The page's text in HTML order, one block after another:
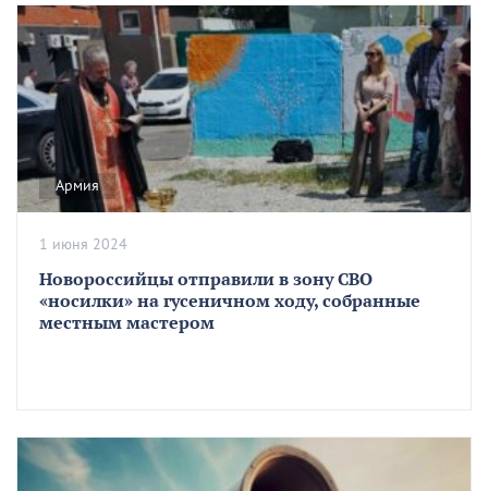
Армия
Новороссийцы отправили в зону СВО
«носилки» на гусеничном ходу, собранные
местным мастером
1 июня 2024